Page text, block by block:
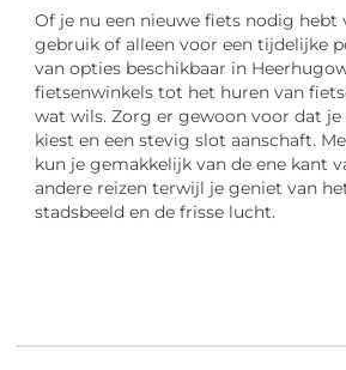
Of je nu een nieuwe fiets nodig hebt
gebruik of alleen voor een tijdelijke
van opties beschikbaar in
fietsenwinkels tot het huren van
wat wils. Zorg er gewoon voor dat
kiest en een stevig slot aanschaft.
kun je gemakkelijk van de ene kant
andere reizen terwijl je geniet van
stadsbeeld en de frisse lucht.